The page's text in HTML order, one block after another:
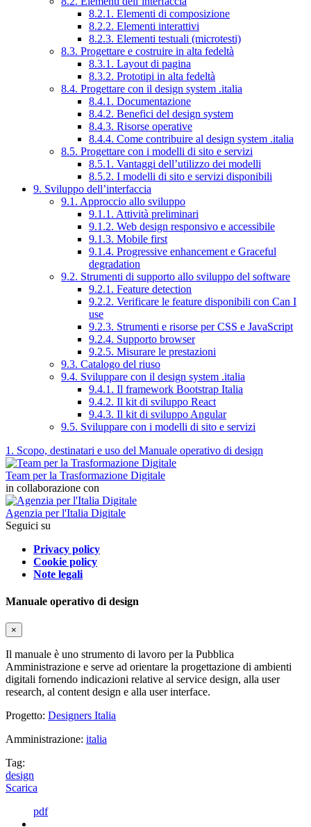
8.2.1. Elementi di composizione
8.2.2. Elementi interattivi
8.2.3. Elementi testuali (microtesti)
8.3. Progettare e costruire in alta fedeltà
8.3.1. Layout di pagina
8.3.2. Prototipi in alta fedeltà
8.4. Progettare con il design system .italia
8.4.1. Documentazione
8.4.2. Benefici del design system
8.4.3. Risorse operative
8.4.4. Come contribuire al design system .italia
8.5. Progettare con i modelli di sito e servizi
8.5.1. Vantaggi dell’utilizzo dei modelli
8.5.2. I modelli di sito e servizi disponibili
9. Sviluppo dell’interfaccia
9.1. Approccio allo sviluppo
9.1.1. Attività preliminari
9.1.2. Web design responsivo e accessibile
9.1.3. Mobile first
9.1.4. Progressive enhancement e Graceful
degradation
9.2. Strumenti di supporto allo sviluppo del software
9.2.1. Feature detection
9.2.2. Verificare le feature disponibili con Can I
use
9.2.3. Strumenti e risorse per CSS e JavaScript
9.2.4. Supporto browser
9.2.5. Misurare le prestazioni
9.3. Catalogo del riuso
9.4. Sviluppare con il design system .italia
9.4.1. Il framework Bootstrap Italia
9.4.2. Il kit di sviluppo React
9.4.3. Il kit di sviluppo Angular
9.5. Sviluppare con i modelli di sito e servizi
1. Scopo, destinatari e uso del Manuale operativo di design
Team per la Trasformazione Digitale
in collaborazione con
Agenzia per l'Italia Digitale
Seguici su
Privacy policy
Cookie policy
Note legali
Manuale operativo di design
×
Il manuale è uno strumento di lavoro per la Pubblica
Amministrazione e serve ad orientare la progettazione di ambienti
digitali fornendo indicazioni relative al service design, alla user
research, al content design e alla user interface.
Progetto: Designers Italia
Amministrazione: italia
Tag:
design
Scarica
pdf